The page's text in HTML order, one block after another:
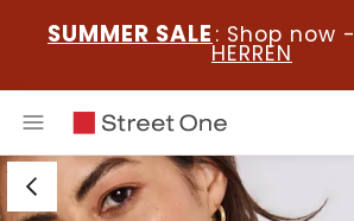
SUMMER SALE : Shop now -
HERREN